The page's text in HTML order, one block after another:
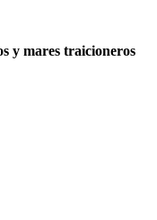
y mares traicioneros